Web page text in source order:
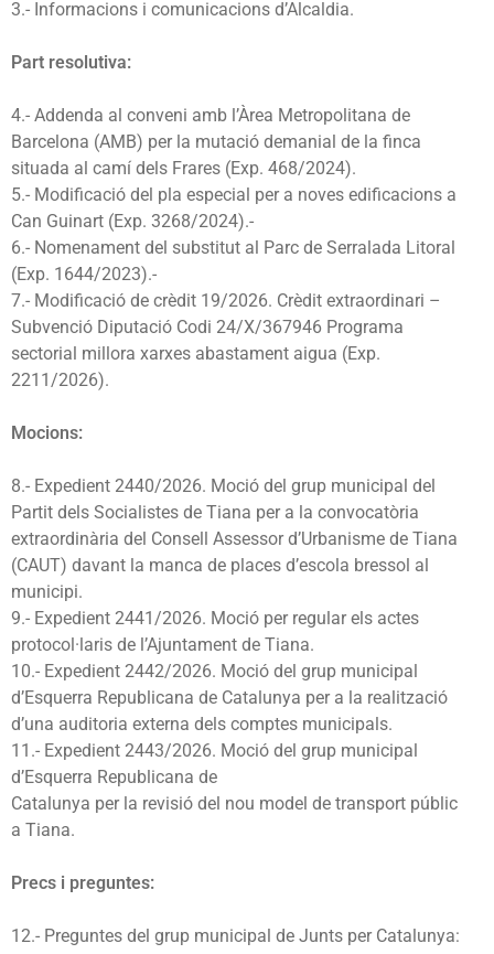
3.- Informacions i comunicacions d’Alcaldia.
Part resolutiva:
4.- Addenda al conveni amb l’Àrea Metropolitana de
Barcelona (AMB) per la mutació demanial de la finca
situada al camí dels Frares (Exp. 468/2024).
5.- Modificació del pla especial per a noves edificacions a
Can Guinart (Exp. 3268/2024).-
6.- Nomenament del substitut al Parc de Serralada Litoral
(Exp. 1644/2023).-
7.- Modificació de crèdit 19/2026. Crèdit extraordinari –
Subvenció Diputació Codi 24/X/367946 Programa
sectorial millora xarxes abastament aigua (Exp.
2211/2026).
Mocions:
8.- Expedient 2440/2026. Moció del grup municipal del
Partit dels Socialistes de Tiana per a la convocatòria
extraordinària del Consell Assessor d’Urbanisme de Tiana
(CAUT) davant la manca de places d’escola bressol al
municipi.
9.- Expedient 2441/2026. Moció per regular els actes
protocol·laris de l’Ajuntament de Tiana.
10.- Expedient 2442/2026. Moció del grup municipal
d’Esquerra Republicana de Catalunya per a la realització
d’una auditoria externa dels comptes municipals.
11.- Expedient 2443/2026. Moció del grup municipal
d’Esquerra Republicana de
Catalunya per la revisió del nou model de transport públic
a Tiana.
Precs i preguntes:
12.- Preguntes del grup municipal de Junts per Catalunya: